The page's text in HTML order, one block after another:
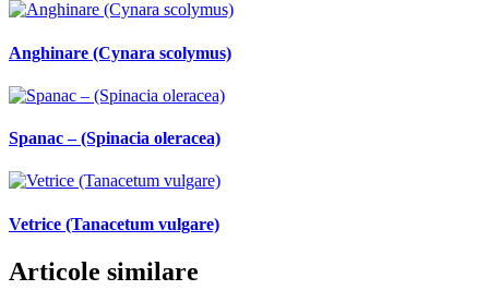
Anghinare (Cynara scolymus)
Spanac – (Spinacia oleracea)
Vetrice (Tanacetum vulgare)
Articole similare